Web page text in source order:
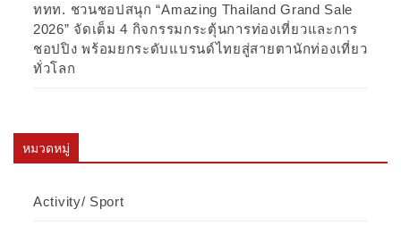
ททท. ชวนชอปสนุก “Amazing Thailand Grand Sale
2026” จัดเต็ม 4 กิจกรรมกระตุ้นการท่องเที่ยวและการ
ชอปปิง พร้อมยกระดับแบรนด์ไทยสู่สายตานักท่องเที่ยว
ทั่วโลก
หมวดหมู่
Activity/ Sport